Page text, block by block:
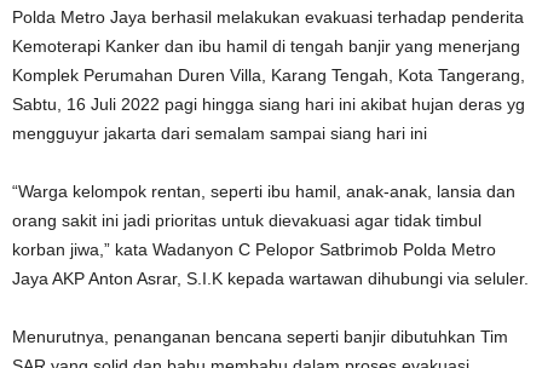
Polda Metro Jaya berhasil melakukan evakuasi terhadap penderita
Kemoterapi Kanker dan ibu hamil di tengah banjir yang menerjang
Komplek Perumahan Duren Villa, Karang Tengah, Kota Tangerang,
Sabtu, 16 Juli 2022 pagi hingga siang hari ini akibat hujan deras yg
mengguyur jakarta dari semalam sampai siang hari ini
“Warga kelompok rentan, seperti ibu hamil, anak-anak, lansia dan
orang sakit ini jadi prioritas untuk dievakuasi agar tidak timbul
korban jiwa,” kata Wadanyon C Pelopor Satbrimob Polda Metro
Jaya AKP Anton Asrar, S.I.K kepada wartawan dihubungi via seluler.
Menurutnya, penanganan bencana seperti banjir dibutuhkan Tim